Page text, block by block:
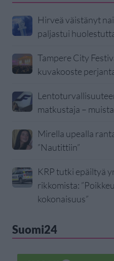
Hirveä väistänyt
paljastui
Tampere City
kuvakooste
matkustaja –
Mirella upealla
”Nautittiin”
KRP tutki epäiltyä
rikkomista:
kokonaisuus”
Suomi24